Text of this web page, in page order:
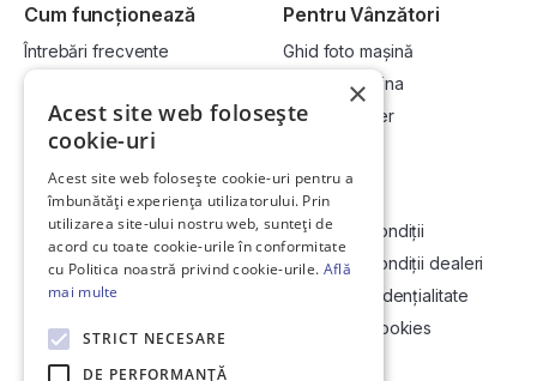
Cum funcționează
Întrebări frecvente
Cum vând la licitație?
Pentru Vânzători
Ghid foto mașină
Vinde-ți mașina
Devino dealer
Link-uri utile
Informații utile vizionare
Contact
Soluționarea Online a litigiilor
ANCP
Compania
Termeni și condiții
Termeni și condiții dealeri
Politică confidențialitate
Politica de cookies
×
Acest site web folosește
cookie-uri
Acest site web folosește cookie-uri pentru a
îmbunătăți experiența utilizatorului. Prin
utilizarea site-ului nostru web, sunteți de
acord cu toate cookie-urile în conformitate
cu Politica noastră privind cookie-urile. Află
mai multe
STRICT NECESARE
DE PERFORMANȚĂ